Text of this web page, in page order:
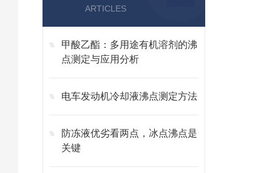
ARTICLES
甲酸乙酯：多用途有机溶剂的沸
点测定与应用分析
电车发动机冷却液沸点测定方法
防冻液优劣看两点，冰点沸点是
关键